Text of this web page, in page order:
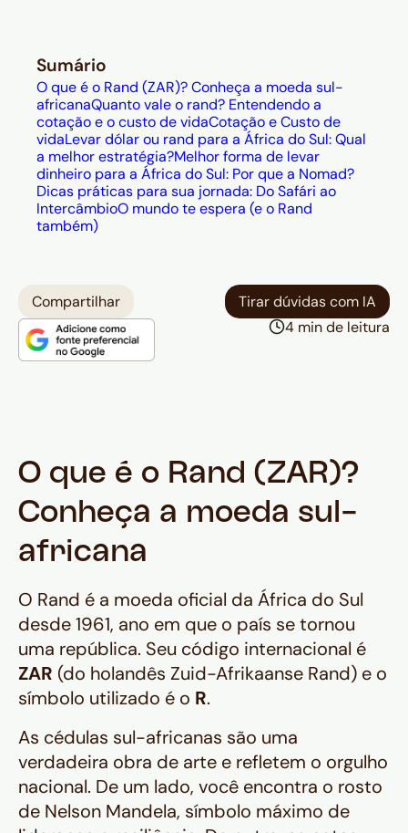
garante aos brasileiros um
excelente poder de compra. O custo
de vida para turistas no país é
bastante acessível, com ótimos
preços para alimentação e
passeios;
Estratégia de Câmbio:É um grande
erro comprar Rands ainda no Brasil,
comuns são elevadíssimas. O ideal é
viajar com uma moeda forte (como o
dólar) e priorizar o uso de cartões;
Logística Financeira e Dicas:
Débito Internacional Nomad). As
compras são convertidas
automaticamente de dólar para
Rand. Recomenda-se realizar
saques pontuais em caixas
necessário em dinheiro vivo, como
feiras de artesanato e as
tradicionais gorjetas (de 10% a 15%).
Sumário
O que é o Rand (ZAR)? Conheça a moeda sul-
africanaQuanto vale o rand? Entendendo a
cotação e o custo de vidaCotação e Custo de
vidaLevar dólar ou rand para a África do Sul: Qual
a melhor estratégia?Melhor forma de levar
dinheiro para a África do Sul: Por que a Nomad?
Dicas práticas para sua jornada: Do Safári ao
IntercâmbioO mundo te espera (e o Rand
também)
Compartilhar
Tirar dúvidas com IA
4 min de leitura
O que é o Rand (ZAR)?
Conheça a moeda sul-
africana
O Rand é a moeda oficial da África do Sul
desde 1961, ano em que o país se tornou
uma república. Seu código internacional é
ZAR (do holandês Zuid-Afrikaanse Rand) e o
símbolo utilizado é o R.
As cédulas sul-africanas são uma
verdadeira obra de arte e refletem o orgulho
nacional. De um lado, você encontra o rosto
de Nelson Mandela, símbolo máximo de